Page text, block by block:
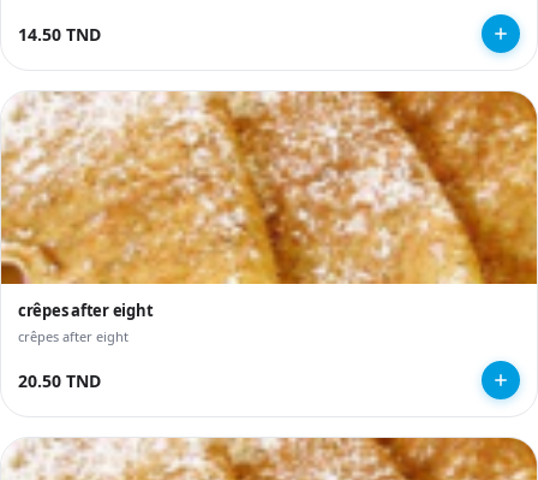
14.50 TND
crêpes after eight
crêpes after eight
20.50 TND